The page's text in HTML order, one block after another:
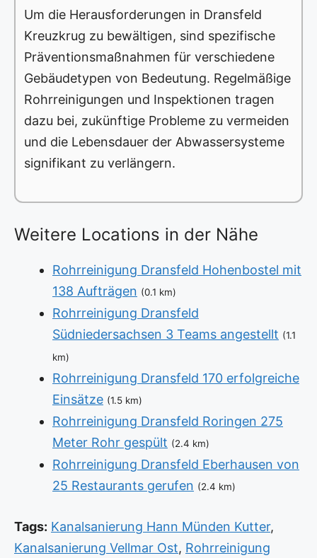
Um die Herausforderungen in Dransfeld
Kreuzkrug zu bewältigen, sind spezifische
Präventionsmaßnahmen für verschiedene
Gebäudetypen von Bedeutung. Regelmäßige
Rohrreinigungen und Inspektionen tragen
dazu bei, zukünftige Probleme zu vermeiden
und die Lebensdauer der Abwassersysteme
signifikant zu verlängern.
Weitere Locations in der Nähe
Rohrreinigung Dransfeld Hohenbostel mit
138 Aufträgen (0.1 km)
Rohrreinigung Dransfeld
Südniedersachsen 3 Teams angestellt (1.1
km)
Rohrreinigung Dransfeld 170 erfolgreiche
Einsätze (1.5 km)
Rohrreinigung Dransfeld Roringen 275
Meter Rohr gespült (2.4 km)
Rohrreinigung Dransfeld Eberhausen von
25 Restaurants gerufen (2.4 km)
Tags: Kanalsanierung Hann Münden Kutter,
Kanalsanierung Vellmar Ost, Rohrreinigung